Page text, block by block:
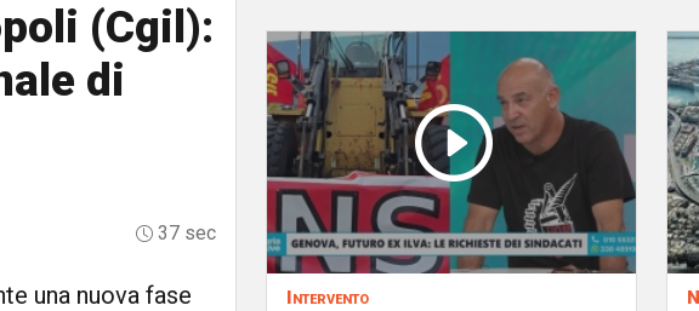
(Cgil):
di
37 sec
una nuova fase
Intervento